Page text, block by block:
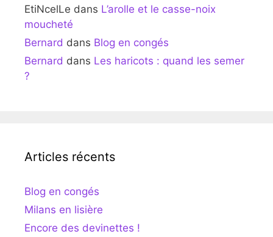
EtiNcelLe dans L’arolle et le casse-noix
moucheté
Bernard dans Blog en congés
Bernard dans Les haricots : quand les semer
?
Articles récents
Blog en congés
Milans en lisière
Encore des devinettes !